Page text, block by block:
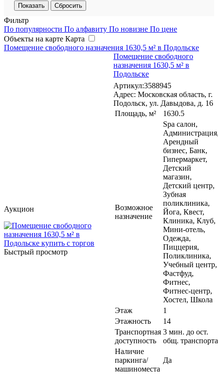
Сбросить
Фильтр
По популярности По алфавиту По новизне По цене
Объекты на карте Карта
Помещение свободного назначения 1630,5 м² в Подольске
Аукцион
Быстрый просмотр
Помещение свободного
назначения 1630,5 м² в
Подольске
Артикул:3588945
Адрес: Московская область, г.
Подольск, ул. Давыдова, д. 16
Площадь, м²
1630.5
Возможное
назначение
Spa салон,
Арендный
бизнес, Банк,
Гипермаркет,
Детский
магазин,
Детский центр,
Зубная
поликлиника,
Йога, Квест,
Клиника, Клуб,
Мини-отель,
Одежда,
Пиццерия,
Поликлиника,
Учебный центр,
Фастфуд,
Фитнес,
Фитнес-центр,
Хостел, Школа
Этаж
1
Этажность
14
Транспортная
доступность
3 мин. до ост.
общ. транспорта
Наличие
паркинга/
машиноместа
Да